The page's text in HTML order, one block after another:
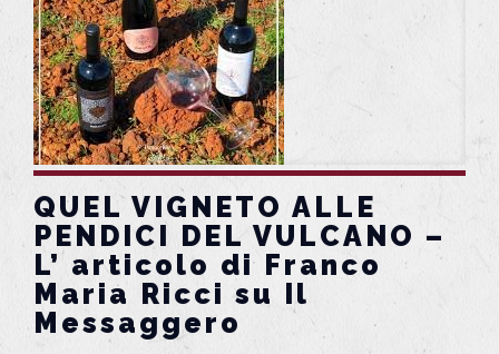
QUEL VIGNETO ALLE
PENDICI DEL VULCANO –
L’ articolo di Franco
Maria Ricci su Il
Messaggero